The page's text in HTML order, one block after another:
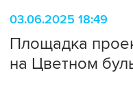
03.06.2025 18:49
Площадка
на Цветном